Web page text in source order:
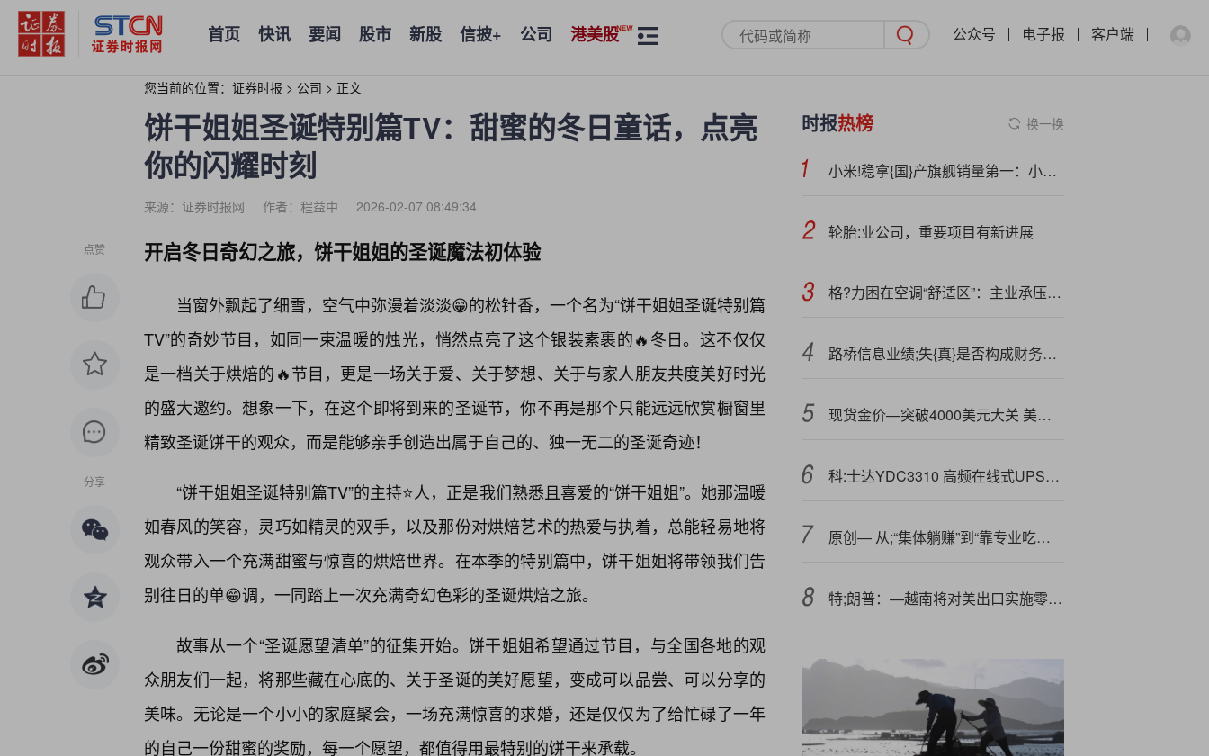
首页 快讯 要闻 股市 新股 信披+ 公司 港美股 公众号 电子报 客户端
您当前的位置： 证券时报 > 公司 > 正文
饼干姐姐圣诞特别篇TV：甜蜜的冬日童话，点亮
你的闪耀时刻
来源：证券时报网 作者：程益中 2026-02-07 08:49:34
点赞
分享
开启冬日奇幻之旅，饼干姐姐的圣诞魔法初体验
当窗外飘起了细雪，空气中弥漫着淡淡😁的松针香，一个名为“饼干姐姐圣诞特别篇
TV”的奇妙节目，如同一束温暖的烛光，悄然点亮了这个银装素裹的🔥冬日。这不仅仅
是一档关于烘焙的🔥节目，更是一场关于爱、关于梦想、关于与家人朋友共度美好时光
的盛大邀约。想象一下，在这个即将到来的圣诞节，你不再是那个只能远远欣赏橱窗里
精致圣诞饼干的观众，而是能够亲手创造出属于自己的、独一无二的圣诞奇迹！
“饼干姐姐圣诞特别篇TV”的主持⭐人，正是我们熟悉且喜爱的“饼干姐姐”。她那温暖
如春风的笑容，灵巧如精灵的双手，以及那份对烘焙艺术的热爱与执着，总能轻易地将
观众带入一个充满甜蜜与惊喜的烘焙世界。在本季的特别篇中，饼干姐姐将带领我们告
别往日的单😁调，一同踏上一次充满奇幻色彩的圣诞烘焙之旅。
故事从一个“圣诞愿望清单”的征集开始。饼干姐姐希望通过节目，与全国各地的观
众朋友们一起，将那些藏在心底的、关于圣诞的美好愿望，变成可以品尝、可以分享的
美味。无论是一个小小的家庭聚会，一场充满惊喜的求婚，还是仅仅为了给忙碌了一年
的自己一份甜蜜的奖励，每一个愿望，都值得用最特别的饼干来承载。
时报热榜 换一换
小米!稳拿{国}产旗舰销量第一：小米17系列超234万台、K90系列超70万台
轮胎:业公司，重要项目有新进展
格?力困在空调“舒适区”：主业承压、多元受!阻，千亿现金如何破局？
路桥信息业绩;失{真}是否构成财务造假？暴雷前高管频繁离职 四季度收入异于同行
现货金价—突破4000美元大关 美国政府停摆为黄金热潮再添一把火
科:士达YDC3310 高频在线式UPS电源特价优惠
原创— 从;“集体躺赚”到“靠专业吃饭”，基金打新“打法”迭代
特;朗普：—越南将对美出口实施零关税 为向美出口支付20%的关税